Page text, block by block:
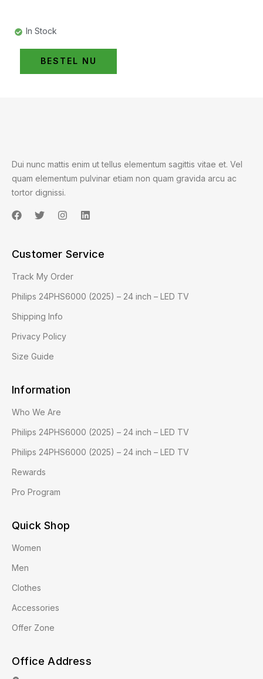
In Stock
BESTEL NU
Dui nunc mattis enim ut tellus elementum sagittis vitae et. Vel
quam elementum pulvinar etiam non quam gravida arcu ac
tortor dignissi.
Customer Service
Track My Order
Philips 24PHS6000 (2025) – 24 inch – LED TV
Shipping Info
Privacy Policy
Size Guide
Information
Who We Are
Philips 24PHS6000 (2025) – 24 inch – LED TV
Philips 24PHS6000 (2025) – 24 inch – LED TV
Rewards
Pro Program
Quick Shop
Women
Men
Clothes
Accessories
Offer Zone
Office Address